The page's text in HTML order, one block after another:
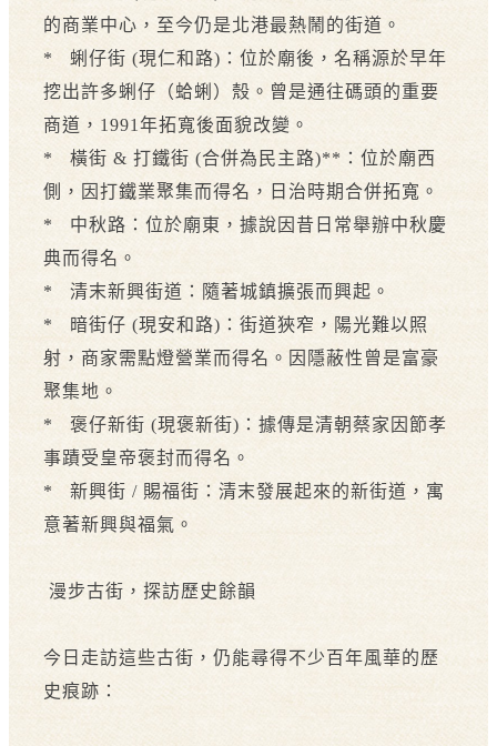
的商業中心，至今仍是北港最熱鬧的街道。
* 蜊仔街 (現仁和路)：位於廟後，名稱源於早年
挖出許多蜊仔（蛤蜊）殼。曾是通往碼頭的重要
商道，1991年拓寬後面貌改變。
* 橫街 & 打鐵街 (合併為民主路)**：位於廟西
側，因打鐵業聚集而得名，日治時期合併拓寬。
* 中秋路：位於廟東，據說因昔日常舉辦中秋慶
典而得名。
* 清末新興街道：隨著城鎮擴張而興起。
* 暗街仔 (現安和路)：街道狹窄，陽光難以照
射，商家需點燈營業而得名。因隱蔽性曾是富豪
聚集地。
* 褒仔新街 (現褒新街)：據傳是清朝蔡家因節孝
事蹟受皇帝褒封而得名。
* 新興街 / 賜福街：清末發展起來的新街道，寓
意著新興與福氣。
漫步古街，探訪歷史餘韻
今日走訪這些古街，仍能尋得不少百年風華的歷
史痕跡：